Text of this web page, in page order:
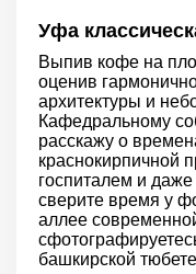
Уфа
Выпив кофе на
оценив
архитектуры и
Кафедральному
расскажу о
краснокирпичной
госпиталем и
сверите время у
аллее
башкирской